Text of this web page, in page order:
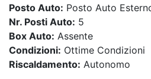
Posto Auto: Posto Auto
Nr. Posti Auto: 5
Box Auto: Assente
Condizioni: Ottime Condizioni
Riscaldamento: Autonomo